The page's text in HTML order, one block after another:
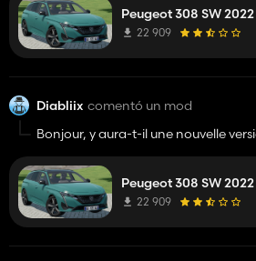
pour devenir parfait. Je remercie les
apportent beaucoup de plaisir en jeu
fournit.
Peugeot 308 SW 2022
22 909
Diabliix comentó un mod
Bonjour, y aura-t-il une nouvelle
Peugeot 308 SW 2022
22 909